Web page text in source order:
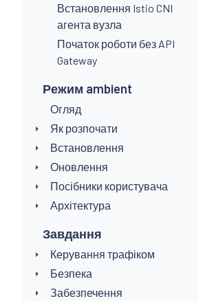
Встановлення Istio CNI
агента вузла
Початок роботи без API
Gateway
Режим ambient
Огляд
Як розпочати
Встановлення
Оновлення
Посібники користувача
Архітектура
Завдання
Керування трафіком
Безпека
Забезпечення